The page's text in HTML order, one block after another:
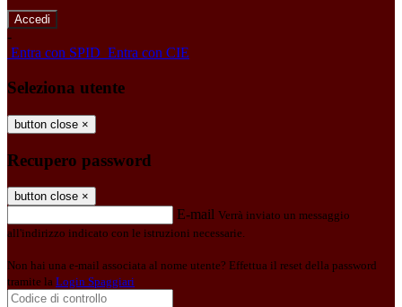
-
Entra con SPID Entra con CIE
Seleziona utente
button close ×
Recupero password
button close ×
E-mail Verrà inviato un messaggio
all'indirizzo indicato con le istruzioni necessarie.
Non hai una e-mail associata al nome utente? Effettua il reset della password
tramite la Login Spaggiari